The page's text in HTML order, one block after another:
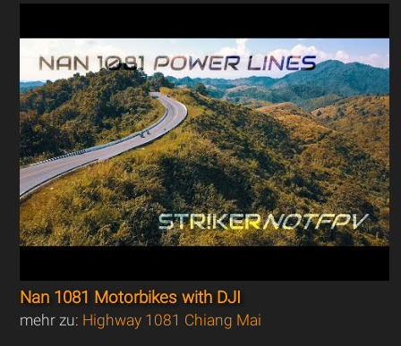
Nan 1081 Motorbikes with DJI
mehr zu: Highway 1081 Chiang Mai